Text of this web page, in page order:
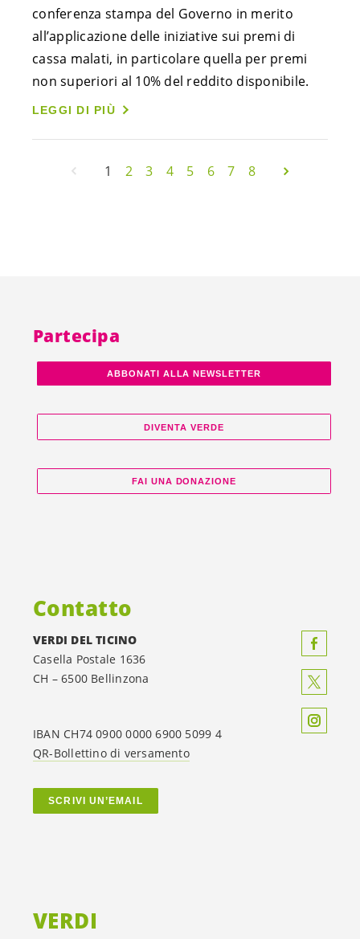
conferenza stampa del Governo in merito
all’applicazione delle iniziative sui premi di
cassa malati, in particolare quella per premi
non superiori al 10% del reddito disponibile.
LEGGI DI PIÙ
1 2 3 4 5 6 7 8
VERDI
Partecipa
ABBONATI ALLA NEWSLETTER
DIVENTA VERDE
FAI UNA DONAZIONE
Contatto
VERDI DEL TICINO
Casella Postale 1636
CH – 6500 Bellinzona
IBAN CH74 0900 0000 6900 5099 4
QR-Bollettino di versamento
SCRIVI UN’EMAIL